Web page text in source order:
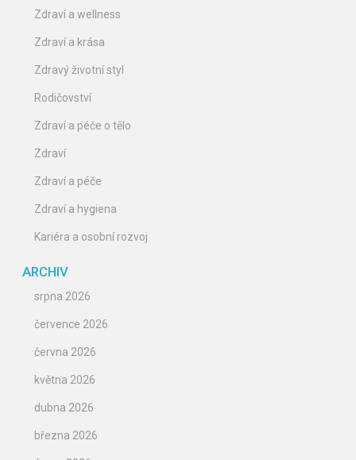
Zdraví a wellness
Zdraví a krása
Zdravý životní styl
Rodičovství
Zdraví a péče o tělo
Zdraví
Zdraví a péče
Zdraví a hygiena
Kariéra a osobní rozvoj
ARCHIV
srpna 2026
července 2026
června 2026
května 2026
dubna 2026
března 2026